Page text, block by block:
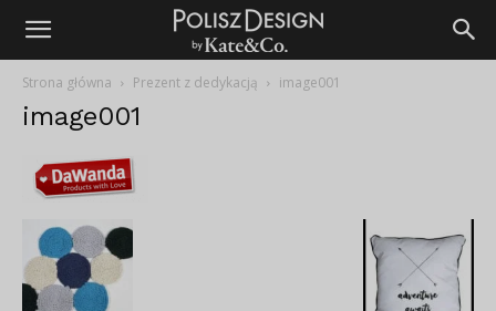
Strona główna Prezent z dedykacją image001
image001